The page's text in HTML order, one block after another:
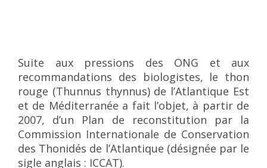
Suite aux pressions des ONG et aux
recommandations des biologistes, le thon
rouge (Thunnus thynnus) de l’Atlantique Est
et de Méditerranée a fait l’objet, à partir de
2007, d’un Plan de reconstitution par la
Commission Internationale de Conservation
des Thonidés de l’Atlantique (désignée par le
sigle anglais : ICCAT).